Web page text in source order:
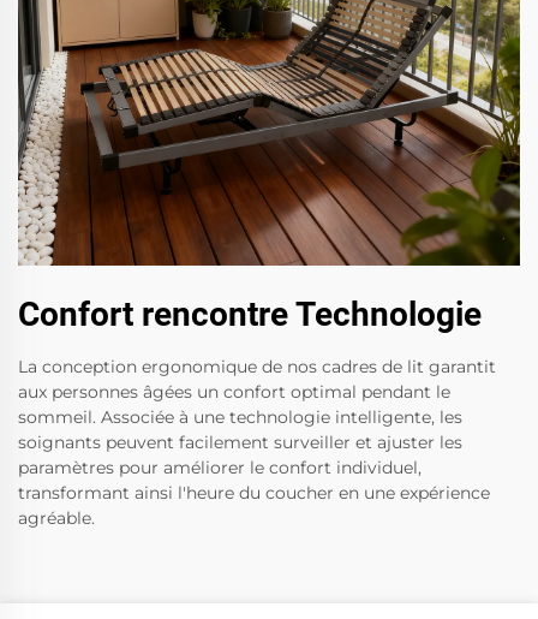
Confort rencontre Technologie
La conception ergonomique de nos cadres de lit garantit
aux personnes âgées un confort optimal pendant le
sommeil. Associée à une technologie intelligente, les
soignants peuvent facilement surveiller et ajuster les
paramètres pour améliorer le confort individuel,
transformant ainsi l'heure du coucher en une expérience
agréable.